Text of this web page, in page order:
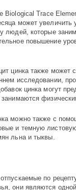
Trace
может увеличить
людей, которые
повышение
цинка также может
исследовании,
цинка могут
можно также с
и темную
льна и тыквы.
по
они являются